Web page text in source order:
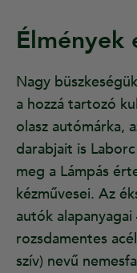
Élmények
Nagy
a hozzá tartozó
olasz autómárka,
darabjait is
meg a Lámpás
kézművesei. Az
autók
rozsdamentes
szív) nevű